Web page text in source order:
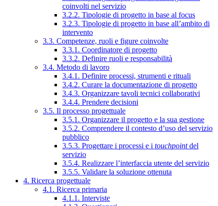
coinvolti nel servizio
3.2.2. Tipologie di progetto in base al focus
3.2.3. Tipologie di progetto in base all’ambito di
intervento
3.3. Competenze, ruoli e figure coinvolte
3.3.1. Coordinatore di progetto
3.3.2. Definire ruoli e responsabilità
3.4. Metodo di lavoro
3.4.1. Definire processi, strumenti e rituali
3.4.2. Curare la documentazione di progetto
3.4.3. Organizzare tavoli tecnici collaborativi
3.4.4. Prendere decisioni
3.5. Il processo progettuale
3.5.1. Organizzare il progetto e la sua gestione
3.5.2. Comprendere il contesto d’uso del servizio
pubblico
3.5.3. Progettare i processi e i touchpointdel
servizio
3.5.4. Realizzare l’interfaccia utente del servizio
3.5.5. Validare la soluzione ottenuta
4. Ricerca progettuale
4.1. Ricerca primaria
4.1.1. Interviste